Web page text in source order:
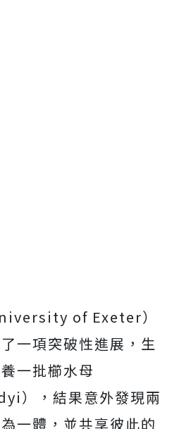
of Exeter）
一項突破性進展，生
一批櫛水母
），結果意外發現兩
一體，並共享彼此的